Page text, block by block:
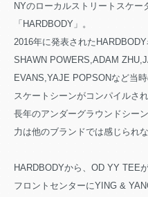
NYのローカルストリートスケ
「HARDBODY」。
2016年に発表された
SHAWN POWERS,ADAM
EVANS,YAJE POPSONなど当
スケートシーンがコンパイルされ
長年のアンダーグラウンドシー
力は他のブランドでは感じられ
HARDBODYから、OD YY TEE
フロントセンターにYING &